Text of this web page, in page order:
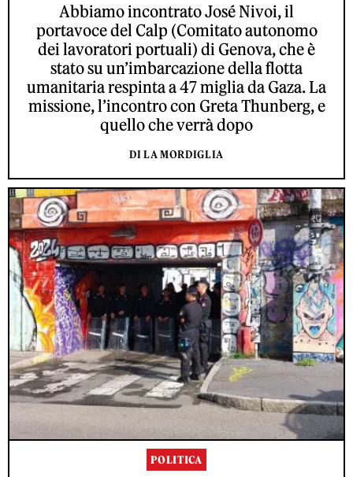
Abbiamo incontrato José Nivoi, il
portavoce del Calp (Comitato autonomo
dei lavoratori portuali) di Genova, che è
stato su un’imbarcazione della flotta
umanitaria respinta a 47 miglia da Gaza. La
missione, l’incontro con Greta Thunberg, e
quello che verrà dopo
DI LA MORDIGLIA
POLITICA